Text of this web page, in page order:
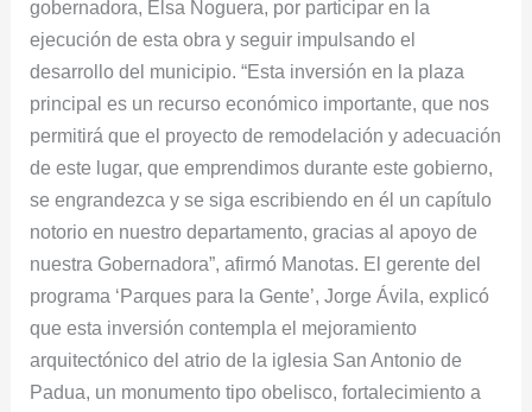
gobernadora, Elsa Noguera, por participar en la
ejecución de esta obra y seguir impulsando el
desarrollo del municipio. “Esta inversión en la plaza
principal es un recurso económico importante, que nos
permitirá que el proyecto de remodelación y adecuación
de este lugar, que emprendimos durante este gobierno,
se engrandezca y se siga escribiendo en él un capítulo
notorio en nuestro departamento, gracias al apoyo de
nuestra Gobernadora”, afirmó Manotas. El gerente del
programa ‘Parques para la Gente’, Jorge Ávila, explicó
que esta inversión contempla el mejoramiento
arquitectónico del atrio de la iglesia San Antonio de
Padua, un monumento tipo obelisco, fortalecimiento a